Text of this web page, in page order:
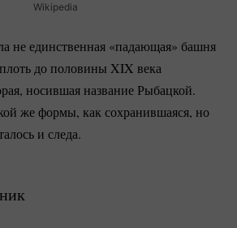
Wikipedia
не единственная «падающая» башня
до половины XIX века
носившая название Рыбацкой.
же формы, как сохранившаяся, но
и следа.